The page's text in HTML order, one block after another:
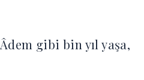
gibi bin yıl yaşa,